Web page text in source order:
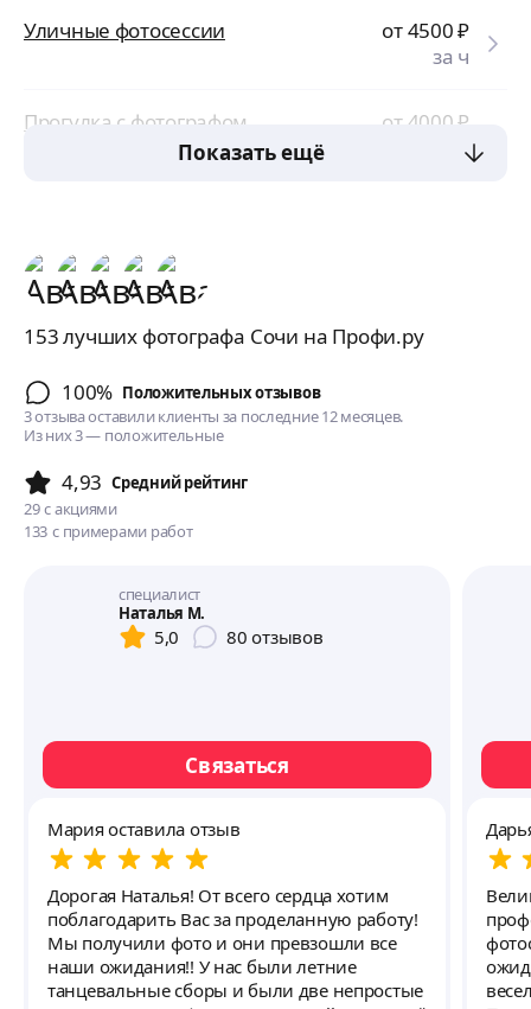
Уличные фотосессии от 4500₽
за ч
Прогулка с фотографом от 4000₽
за ч
Показать ещё
153 лучших фотографа Сочи на Профи.ру
100% Положительных отзывов
3 отзыва оставили клиенты за последние 12 месяцев.
Из них 3 — положительные
4,93 Cредний рейтинг
29 с акциями
133 с примерами работ
специалист
Наталья М.
5,0 80 отзывов
Связаться
Мария оставила отзыв
Дорогая Наталья! От всего сердца хотим
поблагодарить Вас за проделанную работу!
Мы получили фото и они превзошли все
наши ожидания!! У нас были летние
танцевальные сборы и были две непростые